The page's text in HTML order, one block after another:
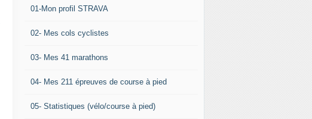
01-Mon profil STRAVA
02- Mes cols cyclistes
03- Mes 41 marathons
04- Mes 211 épreuves de course à pied
05- Statistiques (vélo/course à pied)